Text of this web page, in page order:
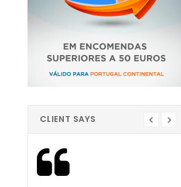
CLIENT SAYS